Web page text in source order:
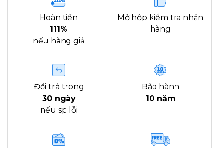
Hoàn tiền
111%
nếu hàng giả
Mở hộp kiểm tra nhận
hàng
Đổi trả trong
30 ngày
nếu sp lỗi
Bảo hành
10 năm